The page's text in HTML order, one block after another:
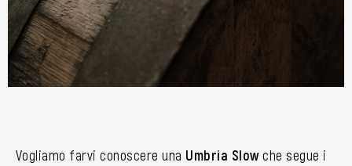
Vogliamo farvi conoscere una Umbria Slowche segue i